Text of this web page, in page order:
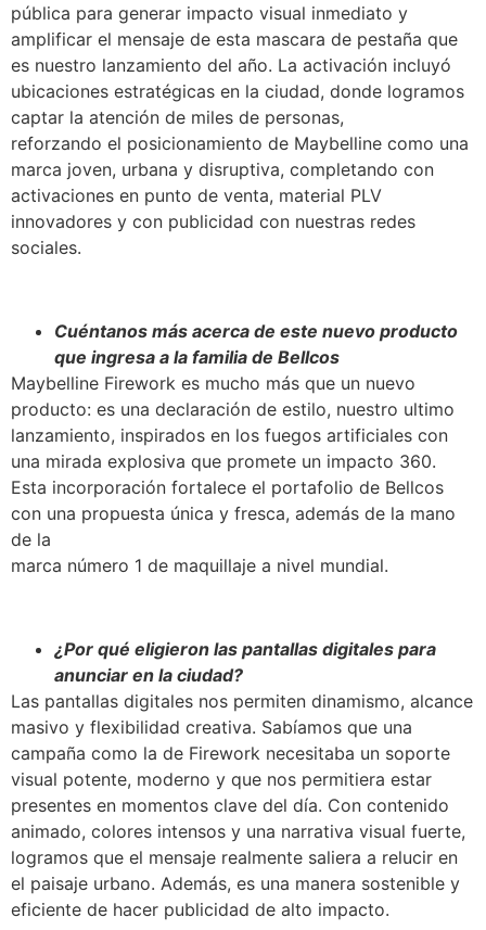
pública para generar impacto visual inmediato y
amplificar el mensaje de esta mascara de pestaña que
es nuestro lanzamiento del año. La activación incluyó
ubicaciones estratégicas en la ciudad, donde logramos
captar la atención de miles de personas,
reforzando el posicionamiento de Maybelline como una
marca joven, urbana y disruptiva, completando con
activaciones en punto de venta, material PLV
innovadores y con publicidad con nuestras redes
sociales.
Cuéntanos más acerca de este nuevo producto
que ingresa a la familia de Bellcos
Maybelline Firework es mucho más que un nuevo
producto: es una declaración de estilo, nuestro ultimo
lanzamiento, inspirados en los fuegos artificiales con
una mirada explosiva que promete un impacto 360.
Esta incorporación fortalece el portafolio de Bellcos
con una propuesta única y fresca, además de la mano
de la
marca número 1 de maquillaje a nivel mundial.
¿Por qué eligieron las pantallas digitales para
anunciar en la ciudad?
Las pantallas digitales nos permiten dinamismo, alcance
masivo y flexibilidad creativa. Sabíamos que una
campaña como la de Firework necesitaba un soporte
visual potente, moderno y que nos permitiera estar
presentes en momentos clave del día. Con contenido
animado, colores intensos y una narrativa visual fuerte,
logramos que el mensaje realmente saliera a relucir en
el paisaje urbano. Además, es una manera sostenible y
eficiente de hacer publicidad de alto impacto.